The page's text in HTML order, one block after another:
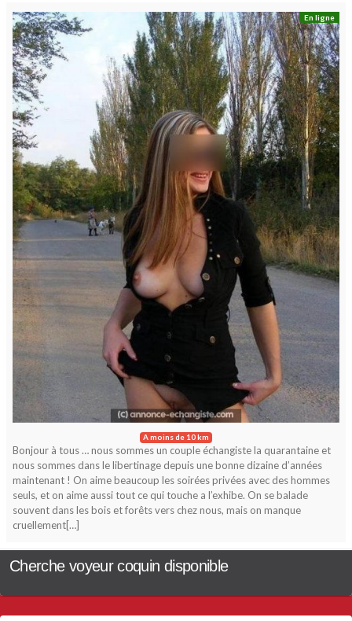
En ligne
A moins de 10 km
Bonjour à tous … nous sommes un couple échangiste la quarantaine et
nous sommes dans le libertinage depuis une bonne dizaine d’années
maintenant ! On aime beaucoup les soirées privées avec des hommes
seuls, et on aime aussi tout ce qui touche a l’exhibe. On se balade
souvent dans les bois et forêts vers chez nous, mais on manque
cruellement[…]
Cherche voyeur coquin disponible